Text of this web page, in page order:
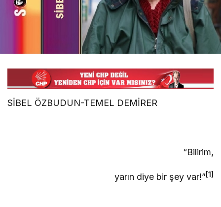
SİBEL ÖZBUDUN-TEMEL DEMİRER
“Bilirim,
yarın diye bir şey var!”[1]